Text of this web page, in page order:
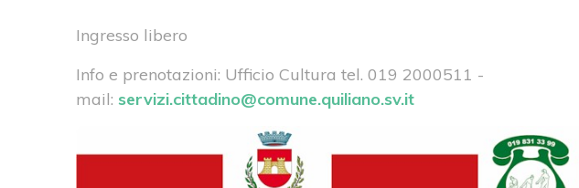
Ingresso libero
Info e prenotazioni: Ufficio Cultura tel. 019 2000511 -
mail: servizi.cittadino@comune.quiliano.sv.it